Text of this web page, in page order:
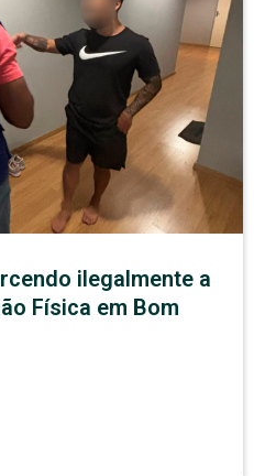
ilegalmente a
Física em Bom